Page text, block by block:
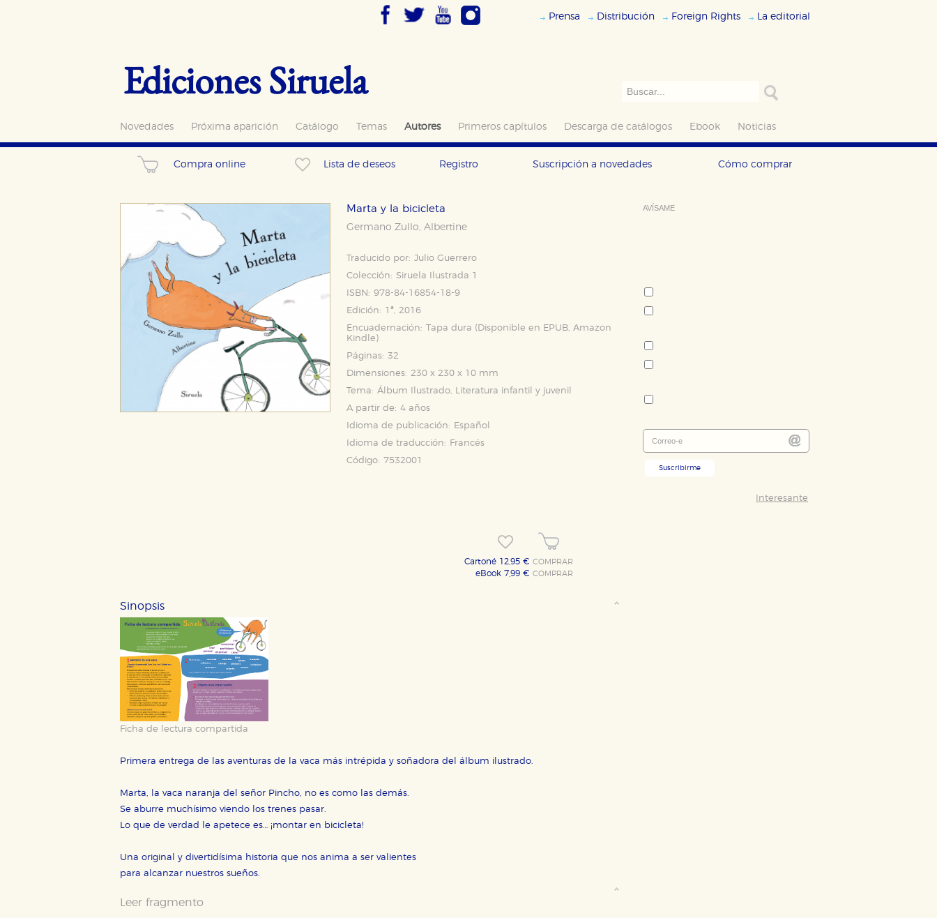
Prensa Distribución Foreign Rights La editorial
Ediciones Siruela
Novedades Próxima aparición Catálogo Temas Autores Primeros capítulos Descarga de catálogos Ebook Noticias
Compra online Lista de deseos Registro Suscripción a novedades Cómo comprar
Marta y la bicicleta
Germano Zullo, Albertine
Traducido por: Julio Guerrero
Colección: Siruela Ilustrada 1
ISBN: 978-84-16854-18-9
Edición: 1ª, 2016
Encuadernación: Tapa dura (Disponible en EPUB, Amazon
Kindle )
Páginas: 32
Dimensiones: 230 x 230 x 10 mm
Tema: Álbum Ilustrado, Literatura infantil y juvenil
A partir de: 4 años
Idioma de publicación:
Español
Idioma de traducción:
Francés
Código: 7532001
Cartoné 12,95 €COMPRAR
eBook 7,99 €COMPRAR
Sinopsis
Ficha de lectura compartida
Primera entrega de las aventuras de la vaca más intrépida y soñadora del álbum ilustrado.
Marta, la vaca naranja del señor Pincho, no es como las demás.
Se aburre muchísimo viendo los trenes pasar.
Lo que de verdad le apetece es… ¡montar en bicicleta!
Una original y divertidísima historia que nos anima a ser valientes
para alcanzar nuestros sueños.
Leer fragmento
AVÍSAME
Suscribirme
Interesante
CONFIGURACIÓN DE COOKIES
Estas cookies son necesarias para que nuestro sitio web funcione y no es posible deshabilitarlas desde nuestro sistema. Es posible
hacerlo desde el navegador, pero en ese caso es posible que algunas áreas de nuestra web dejen de funcionar correctamente.
Cookies de rendimiento y analíticas
configuraciones de servicios para que no tenga que reconfigurarlos cada vez que nos visita. La información es agregada y, por lo
tanto, es anónima.